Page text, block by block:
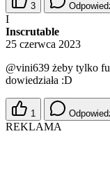
3
I
Inscrutable
25 czerwca 2023
@vini639 żeby tylko
dowiedziała :D
1
REKLAMA